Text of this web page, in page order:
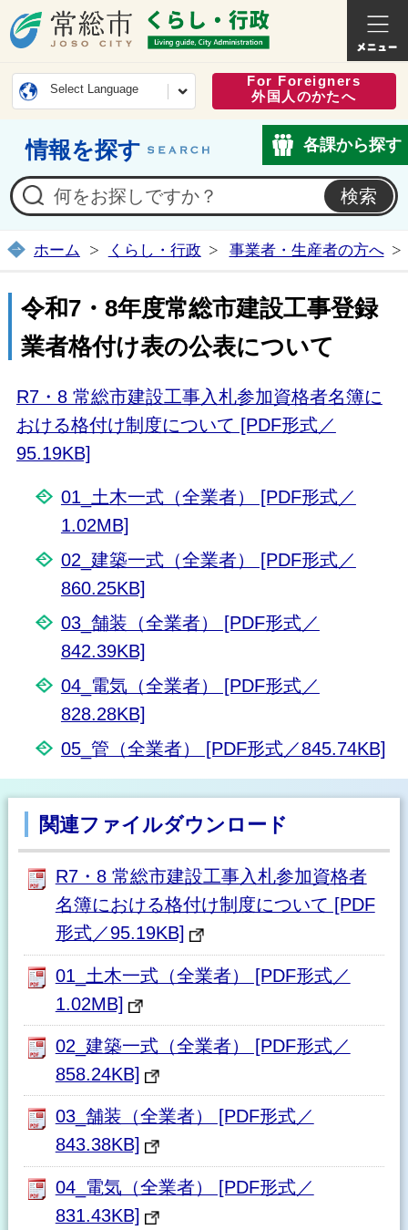
常総市公式ホームページ
くらし
Select Language
For Foreigners
外国人のかたへ
情報を探す 各課から探す
ホーム くらし・行政 事業者・生産者の方へ
令和7・8年度常総市建設工事登録
業者格付け表の公表について
R7・8 常総市建設工事入札参加資格者名簿に
おける格付け制度について [PDF形式／
95.19KB]
01_土木一式（全業者） [PDF形式／
1.02MB]
02_建築一式（全業者） [PDF形式／
860.25KB]
03_舗装（全業者） [PDF形式／
842.39KB]
04_電気（全業者） [PDF形式／
828.28KB]
05_管（全業者） [PDF形式／845.74KB]
関連ファイルダウンロード
R7・8 常総市建設工事入札参加資格者
名簿における格付け制度について [PDF
形式／95.19KB]
01_土木一式（全業者） [PDF形式／
1.02MB]
02_建築一式（全業者） [PDF形式／
858.24KB]
03_舗装（全業者） [PDF形式／
843.38KB]
04_電気（全業者） [PDF形式／
831.43KB]